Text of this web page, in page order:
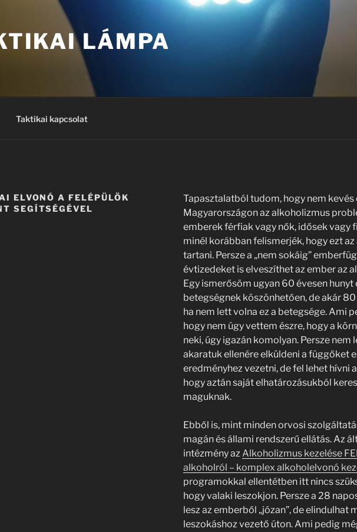
LÁMPA
Taktikai kapcsolat
ELVONÓ A FELÉPÜLÖK
SEGÍTSÉGÉVEL
Tapasztalatból tudom, hogy nem kevés
Magyarországon az alkoholizmus
emberek férfiak vagy nők, idősek vagy
minél korábban felismerjék, hogy ezt
tartani. Persze a „nem sokáig”
évtizedeket is elveszíthet az ember az
Egy ismerősöm ugyan 60 évesen hunyt
betegségnek köszönhetően, de akár
ha nem lett volna ez a betegsége. Ami
hogy nem úgy vettem észre, hogy a
neki, úgy igazán komolyan. Persze nem
akaratuk ellenére elküldeni a függőket
eredményhez vezetni, de fel lehet hívni
hogy aztán saját elhatározásukból
maguknak.
Ebből is, mint minden orvosi
magán és állami rendszerű ellátás. Az
intézmény azAlkoholizmus kezelése
alkoholról – komplex alkoholelvonó
programokkal ellentétben itt nincs
hogy valaki leszokjon. Persze a 28
lesz az emberből „józan”, de elindulhat
leszokáshoz vezető úton. Ami pedig